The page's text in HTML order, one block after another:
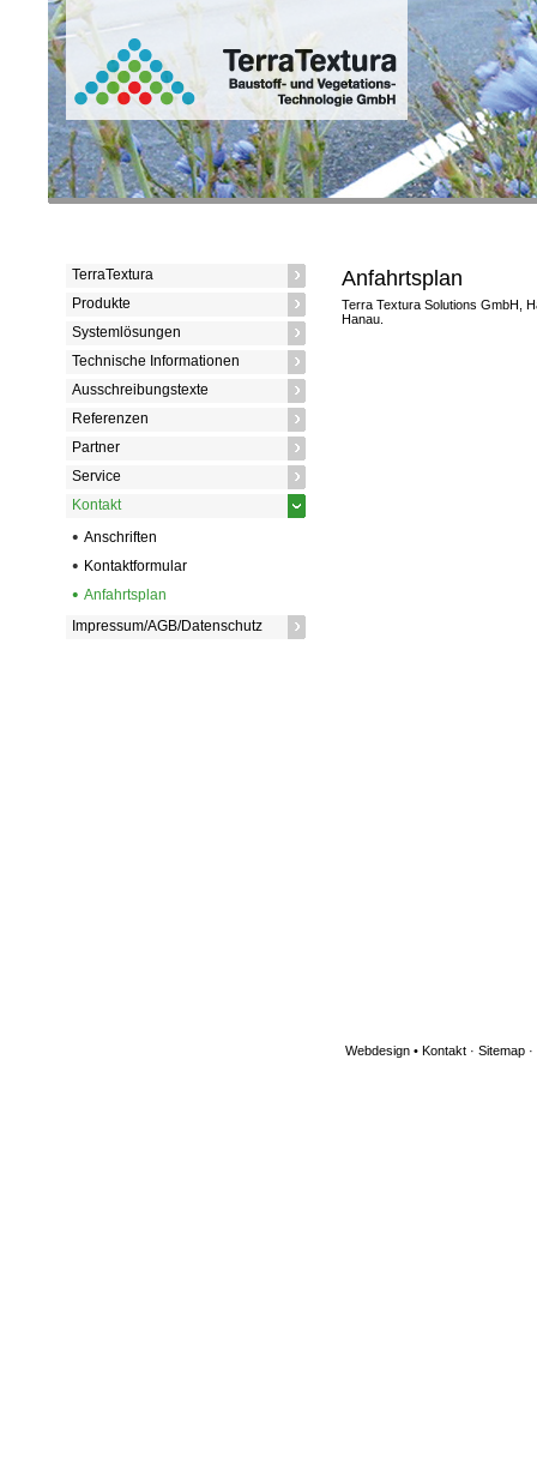
TerraTextura
Produkte
Systemlösungen
Technische Informationen
Ausschreibungstexte
Referenzen
Partner
Service
Kontakt
Anschriften
Kontaktformular
Anfahrtsplan
Impressum/AGB/Datenschutz
Anfahrtsplan
Terra Textura Solutions GmbH,
Hanau.
Webdesign • Kontakt · Sitemap ·